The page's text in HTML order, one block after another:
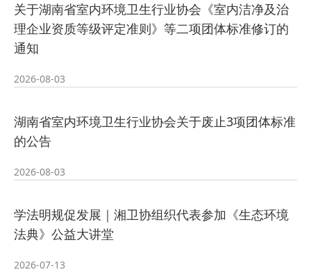
关于湖南省室内环境卫生行业协会《室内洁净及治
理企业资质等级评定准则》等二项团体标准修订的
通知
2026-08-03
湖南省室内环境卫生行业协会关于废止3项团体标准
的公告
2026-08-03
学法明规促发展｜湘卫协组织代表参加《生态环境
法典》公益大讲堂
2026-07-13